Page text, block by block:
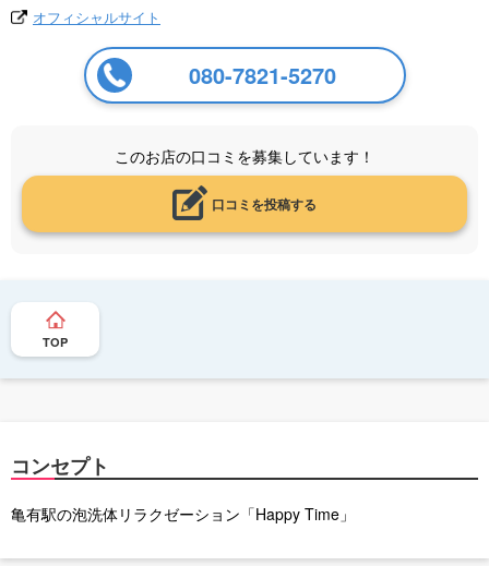
オフィシャルサイト
080-7821-5270
このお店の口コミを募集しています！
口コミを投稿する
TOP
コンセプト
亀有駅の泡洗体リラクゼーション「Happy Time」